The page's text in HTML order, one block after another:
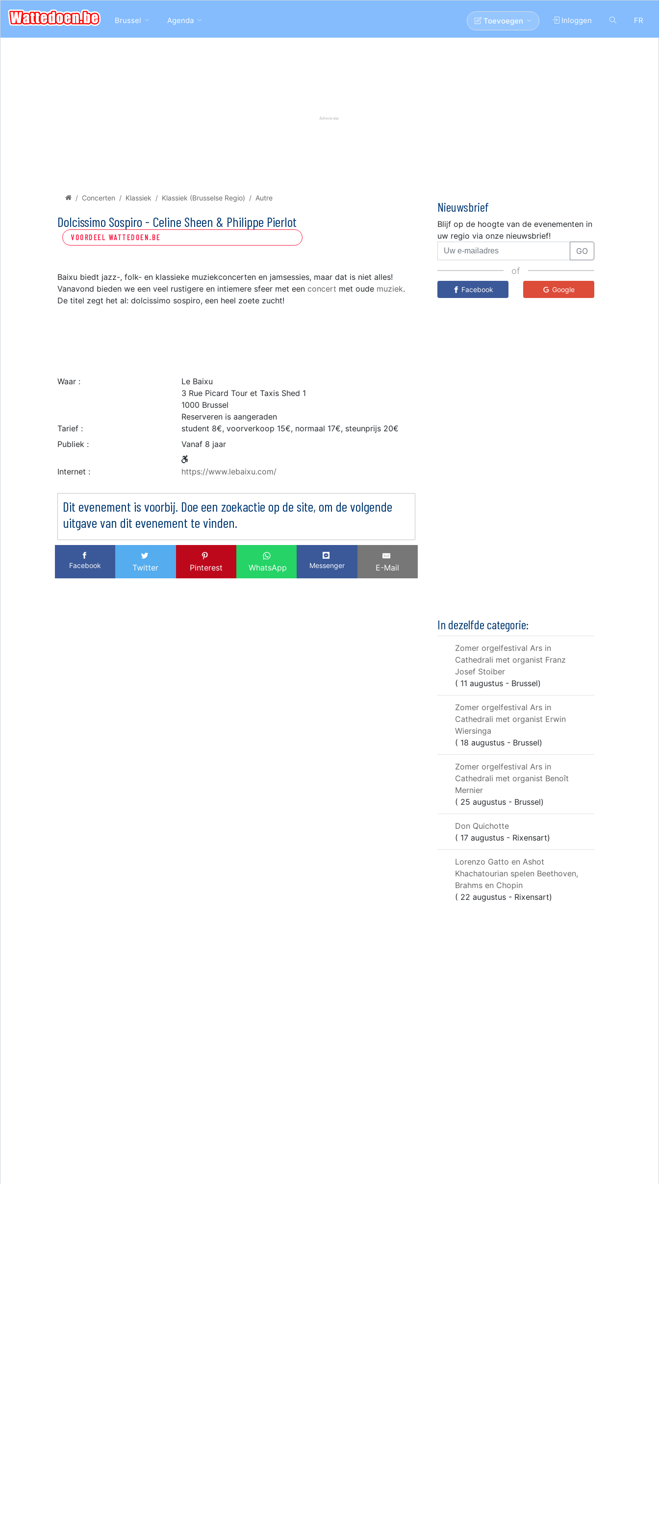
Brussel Agenda FR
Inloggen
Toevoegen
Concerten Klassiek Klassiek (Brusselse Regio) Autre
Dolcissimo Sospiro - Celine Sheen & Philippe Pierlot
VOORDEEL WATTEDOEN.BE
Baixu biedt jazz-, folk- en klassieke muziekconcerten en jamsessies, maar dat is niet alles!
Vanavond bieden we een veel rustigere en intiemere sfeer met een concert met oude muziek.
De titel zegt het al: dolcissimo sospiro, een heel zoete zucht!
Waar :
Le Baixu
3 Rue Picard Tour et Taxis Shed 1
1000 Brussel
Reserveren is aangeraden
Tarief :
student 8€, voorverkoop 15€, normaal 17€, steunprijs 20€
Publiek :
Vanaf 8 jaar
Internet : https://www.lebaixu.com/
Dit evenement is voorbij. Doe een zoekactie op de site, om de volgende
uitgave van dit evenement te vinden.
Facebook Twitter Pinterest WhatsApp Messenger E-Mail
Nieuwsbrief
Blijf op de hoogte van de evenementen in
uw regio via onze nieuwsbrief!
GO
of
Facebook Google
In dezelfde categorie:
Zomer orgelfestival Ars in
Cathedrali met organist Franz
Josef Stoiber
( 11 augustus - Brussel)
Zomer orgelfestival Ars in
Cathedrali met organist Erwin
Wiersinga
( 18 augustus - Brussel)
Zomer orgelfestival Ars in
Cathedrali met organist Benoît
Mernier
( 25 augustus - Brussel)
Don Quichotte
( 17 augustus - Rixensart)
Lorenzo Gatto en Ashot
Khachatourian spelen Beethoven,
Brahms en Chopin
( 22 augustus - Rixensart)